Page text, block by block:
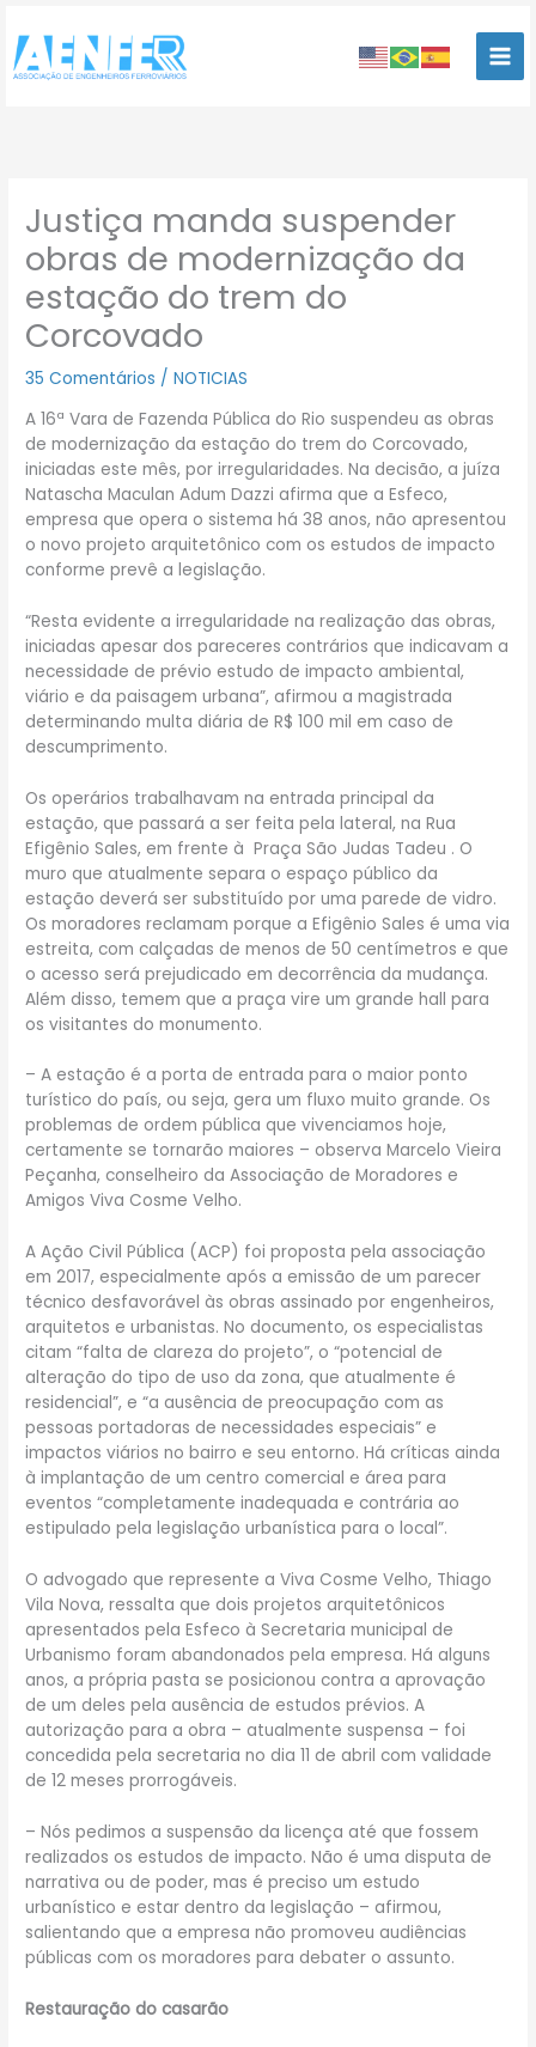
para
conteúdo
Justiça manda suspender
obras de modernização da
estação do trem do
Corcovado
35 Comentários /NOTICIAS
A 16ª Vara de Fazenda Pública do Rio suspendeu as obras
de modernização da estação do trem do Corcovado,
iniciadas este mês, por irregularidades. Na decisão, a juíza
Natascha Maculan Adum Dazzi afirma que a Esfeco,
empresa que opera o sistema há 38 anos, não apresentou
o novo projeto arquitetônico com os estudos de impacto
conforme prevê a legislação.
“Resta evidente a irregularidade na realização das obras,
iniciadas apesar dos pareceres contrários que indicavam a
necessidade de prévio estudo de impacto ambiental,
viário e da paisagem urbana”, afirmou a magistrada
determinando multa diária de R$ 100 mil em caso de
descumprimento.
Os operários trabalhavam na entrada principal da
estação, que passará a ser feita pela lateral, na Rua
Efigênio Sales, em frente à Praça São Judas Tadeu . O
muro que atualmente separa o espaço público da
estação deverá ser substituído por uma parede de vidro.
Os moradores reclamam porque a Efigênio Sales é uma via
estreita, com calçadas de menos de 50 centímetros e que
o acesso será prejudicado em decorrência da mudança.
Além disso, temem que a praça vire um grande hall para
os visitantes do monumento.
– A estação é a porta de entrada para o maior ponto
turístico do país, ou seja, gera um fluxo muito grande. Os
problemas de ordem pública que vivenciamos hoje,
certamente se tornarão maiores – observa Marcelo Vieira
Peçanha, conselheiro da Associação de Moradores e
Amigos Viva Cosme Velho.
A Ação Civil Pública (ACP) foi proposta pela associação
em 2017, especialmente após a emissão de um parecer
técnico desfavorável às obras assinado por engenheiros,
arquitetos e urbanistas. No documento, os especialistas
citam “falta de clareza do projeto”, o “potencial de
alteração do tipo de uso da zona, que atualmente é
residencial”, e “a ausência de preocupação com as
pessoas portadoras de necessidades especiais” e
impactos viários no bairro e seu entorno. Há críticas ainda
à implantação de um centro comercial e área para
eventos “completamente inadequada e contrária ao
estipulado pela legislação urbanística para o local”.
O advogado que represente a Viva Cosme Velho, Thiago
Vila Nova, ressalta que dois projetos arquitetônicos
apresentados pela Esfeco à Secretaria municipal de
Urbanismo foram abandonados pela empresa. Há alguns
anos, a própria pasta se posicionou contra a aprovação
de um deles pela ausência de estudos prévios. A
autorização para a obra – atualmente suspensa – foi
concedida pela secretaria no dia 11 de abril com validade
de 12 meses prorrogáveis.
– Nós pedimos a suspensão da licença até que fossem
realizados os estudos de impacto. Não é uma disputa de
narrativa ou de poder, mas é preciso um estudo
urbanístico e estar dentro da legislação – afirmou,
salientando que a empresa não promoveu audiências
públicas com os moradores para debater o assunto.
Restauração do casarão